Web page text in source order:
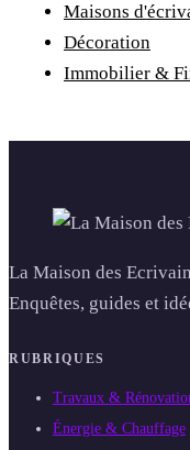
Maisons
Décoration
Immobilier &
La Maison des
Enquêtes, guides et
RUBRIQUES
Travaux &
Énergie & Chauffage